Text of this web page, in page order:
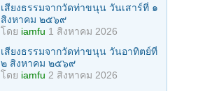
เสียงธรรมจากวัดท่าขนุน วันเสาร์ที่ ๑
สิงหาคม ๒๕๖๙
โดย iamfu 1 สิงหาคม 2026
เสียงธรรมจากวัดท่าขนุน วันอาทิตย์ที่
๒ สิงหาคม ๒๕๖๙
โดย iamfu 2 สิงหาคม 2026